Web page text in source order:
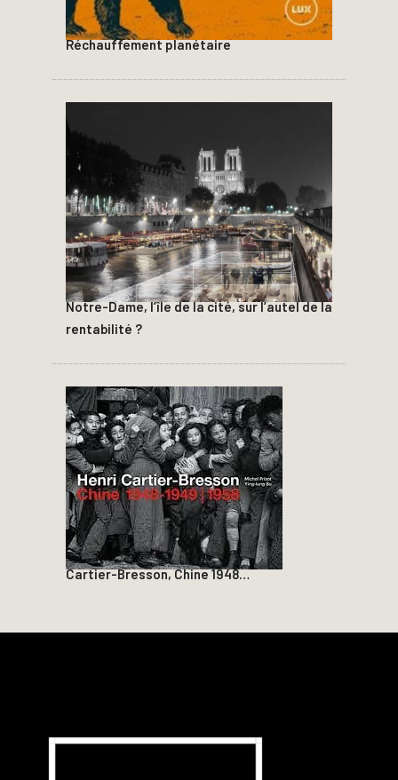
Réchauffement planétaire
Notre-Dame, l’île de la cité, sur l’autel de la
rentabilité ?
Cartier-Bresson, Chine 1948…